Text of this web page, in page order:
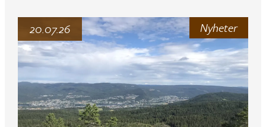
Nyheter
20.07.26